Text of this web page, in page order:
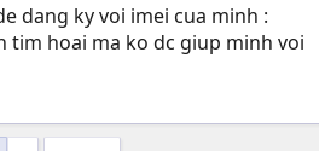
dang ky voi imei cua minh :
tim hoai ma ko dc giup minh voi